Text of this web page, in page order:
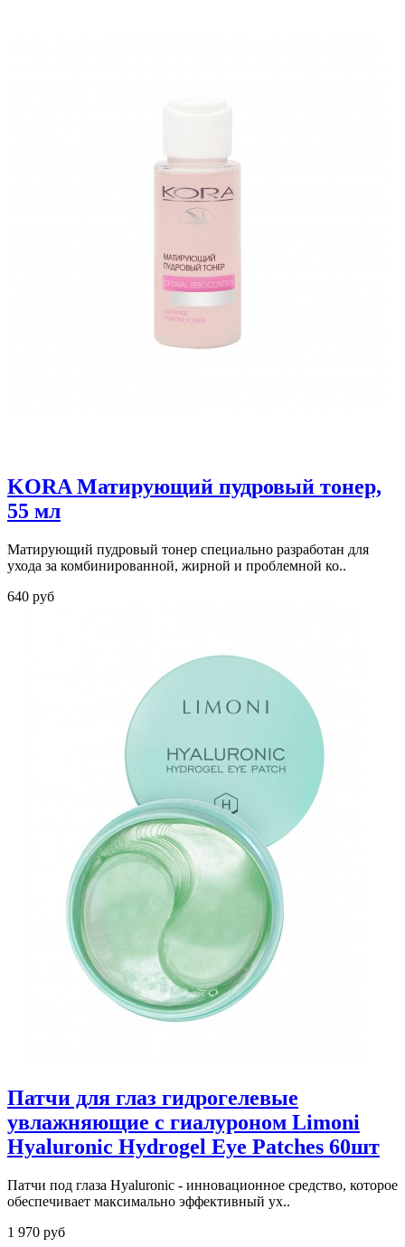
KORA Матирующий пудровый тонер,
55 мл
Матирующий пудровый тонер специально разработан для
ухода за комбинированной, жирной и проблемной ко..
640 руб
Патчи для глаз гидрогелевые
увлажняющие с гиалуроном Limoni
Hyaluronic Hydrogel Eye Patches 60шт
Патчи под глаза Hyaluronic - инновационное средство, которое
обеспечивает максимально эффективный ух..
1 970 руб